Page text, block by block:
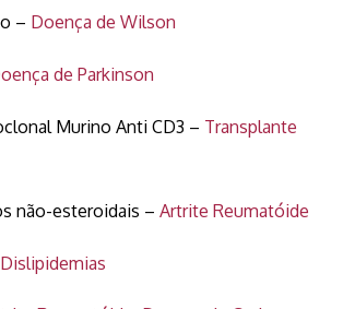
– Doença de Wilson
de Parkinson
Murino Anti CD3 – Transplante
não-esteroidais – Artrite Reumatóide
Dislipidemias